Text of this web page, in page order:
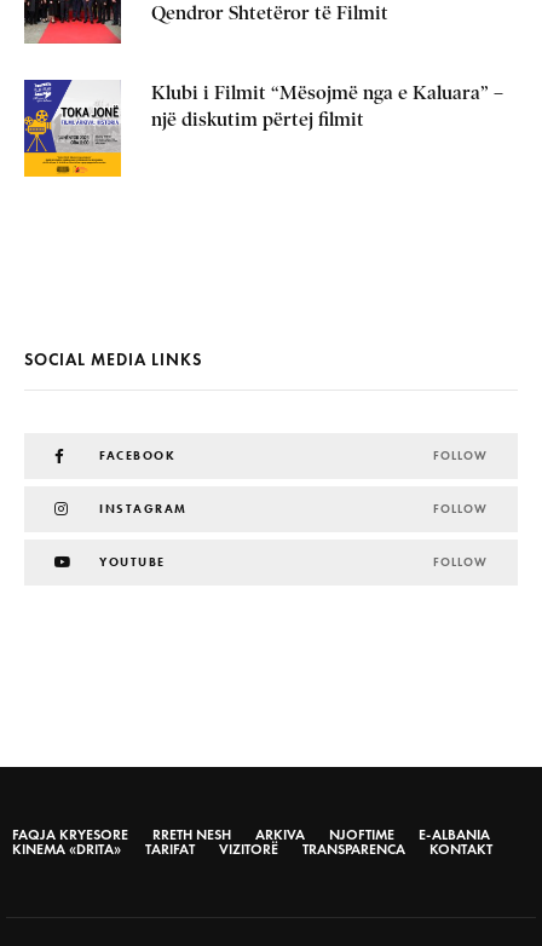
Qendror Shtetëror të Filmit
Klubi i Filmit “Mësojmë nga e Kaluara” –
një diskutim përtej filmit
SOCIAL MEDIA LINKS
FACEBOOK FOLLOW
INSTAGRAM FOLLOW
YOUTUBE FOLLOW
FAQJA KRYESORE RRETH NESH ARKIVA NJOFTIME
E-ALBANIA
KINEMA «DRITA»
TARIFAT VIZITORË TRANSPARENCA KONTAKT